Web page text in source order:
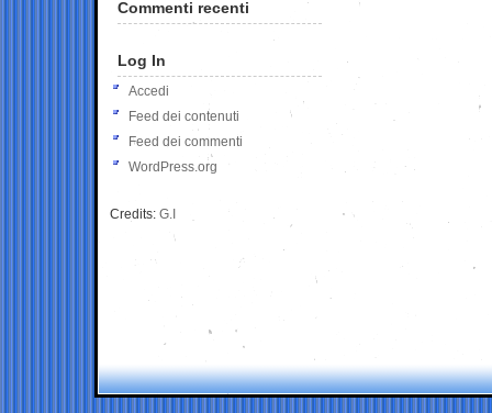
Commenti recenti
Log In
Accedi
Feed dei contenuti
Feed dei commenti
WordPress.org
Credits: G.I